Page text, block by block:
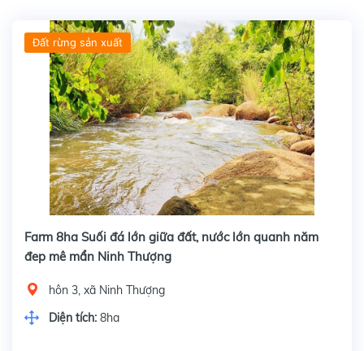
Đất rừng sản xuất
Farm 8ha Suối đá lớn giữa đất, nước lớn quanh năm
đep mê mẩn Ninh Thượng
hôn 3, xã Ninh Thượng
Diện tích: 8ha